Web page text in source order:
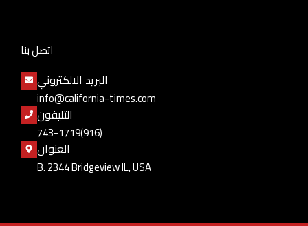
اتصل بنا
البريد الالكتروني
info@california-times.com
التليفون
(916)743-1719
العنوان
B. 2344 Bridgeview IL, USA